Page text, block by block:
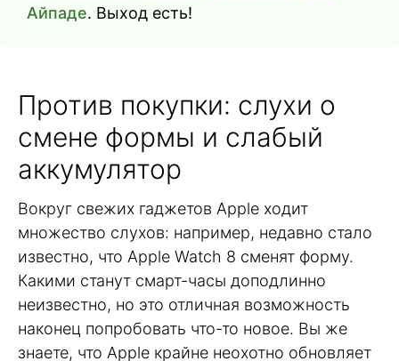
Айпаде. Выход есть!
Против покупки: слухи о
смене формы и слабый
аккумулятор
Вокруг свежих гаджетов Apple ходит
множество слухов: например, недавно стало
известно, что Apple Watch 8 сменят форму.
Какими станут смарт-часы доподлинно
неизвестно, но это отличная возможность
наконец попробовать что-то новое. Вы же
знаете, что Apple крайне неохотно обновляет